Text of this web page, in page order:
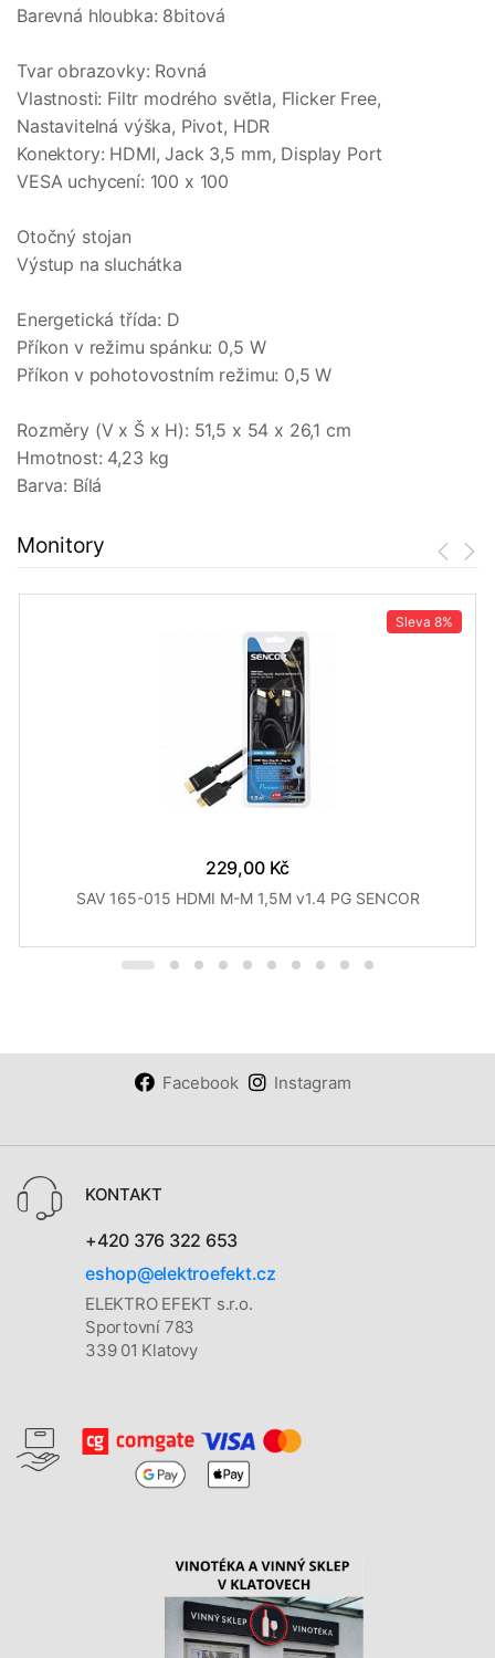
Barevná hloubka: 8bitová
Tvar obrazovky: Rovná
Vlastnosti: Filtr modrého světla, Flicker Free,
Nastavitelná výška, Pivot, HDR
Konektory: HDMI, Jack 3,5 mm, Display Port
VESA uchycení: 100 x 100
Otočný stojan
Výstup na sluchátka
Energetická třída: D
Příkon v režimu spánku: 0,5 W
Příkon v pohotovostním režimu: 0,5 W
Rozměry (V x Š x H): 51,5 x 54 x 26,1 cm
Hmotnost: 4,23 kg
Barva: Bílá
Monitory
Sleva 8%
229,00 Kč
SAV 165-015 HDMI M-M 1,5M v1.4 PG SENCOR
Facebook Instagram
KONTAKT
+420 376 322 653
eshop@elektroefekt.cz
ELEKTRO EFEKT s.r.o.
Sportovní 783
339 01 Klatovy